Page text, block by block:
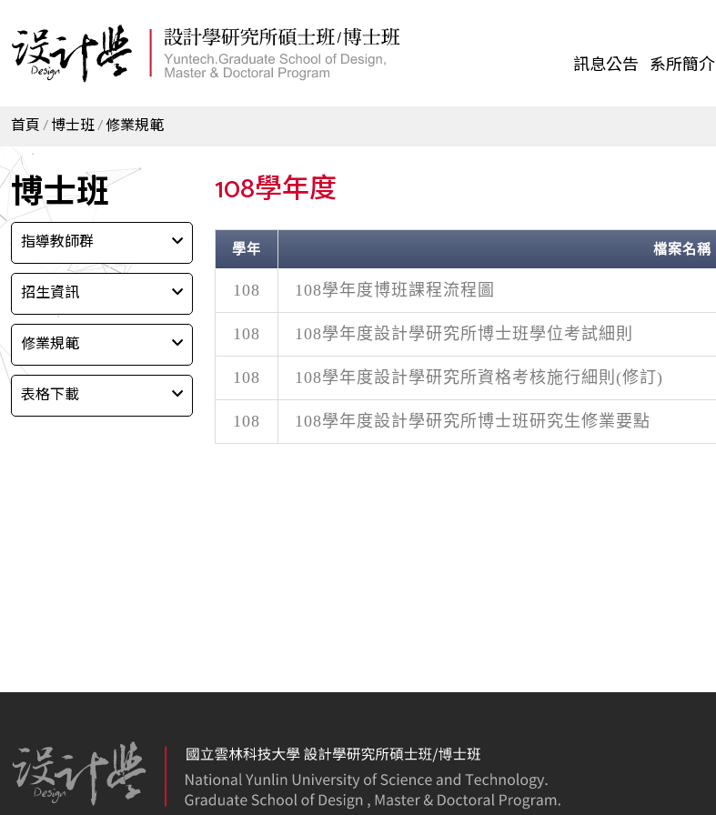
訊息公告 系所簡介
首頁 博士班 修業規範
博士班
指導教師群
招生資訊
修業規範
表格下載
108學年度
學年 檔案名稱
108 108學年度博班課程流程圖
108 108學年度設計學研究所博士班學位考試細則
108 108學年度設計學研究所資格考核施行細則(修訂)
108 108學年度設計學研究所博士班研究生修業要點